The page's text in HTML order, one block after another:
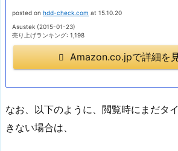
posted on hdd-check.com at 15.10.20
Asustek (2015-01-23)
売り上げランキング: 1,198
Amazon.co.jpで詳細を
なお、以下のように、閲覧時にまだタ
きない場合は、